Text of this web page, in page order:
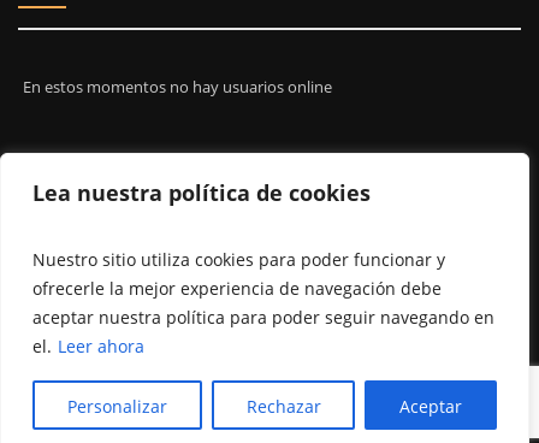
Lea nuestra política de cookies
Nuestro sitio utiliza cookies para poder funcionar y
ofrecerle la mejor experiencia de navegación debe
aceptar nuestra política para poder seguir navegando en
el. Leer ahora
Personalizar Rechazar Aceptar
En estos momentos no hay usuarios online
¡ÚNETE A NOSOTROS!
Copyright ©2026 | SURFCASTINGVALENCIA.ES